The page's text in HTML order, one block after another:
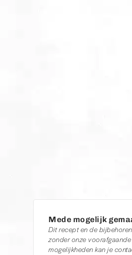
Mede mogelijk
Dit recept en de
zonder onze
mogelijkheden kan je